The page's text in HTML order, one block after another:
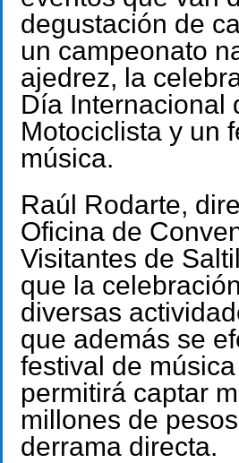
degustación de
un campeonato
ajedrez, la
Día Internacional
Motociclista y un
música.
Raúl Rodarte,
Oficina de
Visitantes de
que la
diversas
que además se
festival de
permitirá captar
millones de
derrama directa.